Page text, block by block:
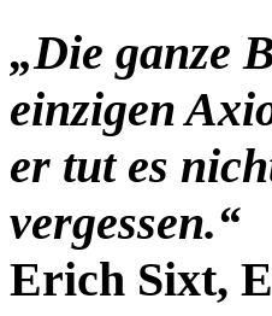
„Die ganze
einzigen
er tut es
vergessen.“
Erich Sixt,